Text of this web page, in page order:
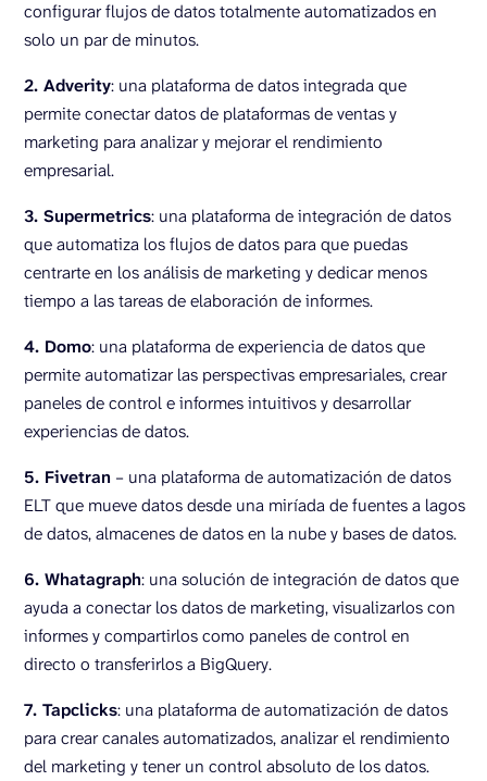
configurar flujos de datos totalmente automatizados en
solo un par de minutos.
2. Adverity: una plataforma de datos integrada que
permite conectar datos de plataformas de ventas y
marketing para analizar y mejorar el rendimiento
empresarial.
3. Supermetrics: una plataforma de integración de datos
que automatiza los flujos de datos para que puedas
centrarte en los análisis de marketing y dedicar menos
tiempo a las tareas de elaboración de informes.
4. Domo: una plataforma de experiencia de datos que
permite automatizar las perspectivas empresariales, crear
paneles de control e informes intuitivos y desarrollar
experiencias de datos.
5. Fivetran – una plataforma de automatización de datos
ELT que mueve datos desde una miríada de fuentes a lagos
de datos, almacenes de datos en la nube y bases de datos.
6. Whatagraph: una solución de integración de datos que
ayuda a conectar los datos de marketing, visualizarlos con
informes y compartirlos como paneles de control en
directo o transferirlos a BigQuery.
7. Tapclicks: una plataforma de automatización de datos
para crear canales automatizados, analizar el rendimiento
del marketing y tener un control absoluto de los datos.